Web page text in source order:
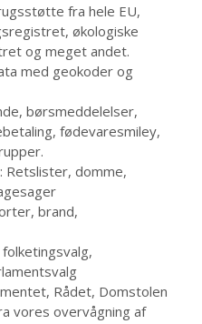
fra hele EU,
økologiske
og meget andet.
med geokoder og
børsmeddelelser,
fødevaresmiley,
Retslister, domme,
brand,
Rådet, Domstolen
vores overvågning af